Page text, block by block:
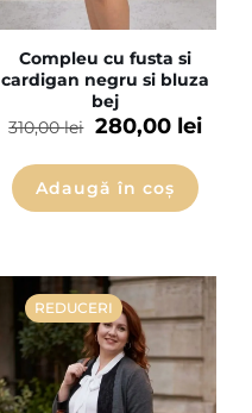
Compleu cu fusta si
cardigan negru si bluza
bej
310,00lei 280,00 lei
Adaugă în coș
REDUCERI